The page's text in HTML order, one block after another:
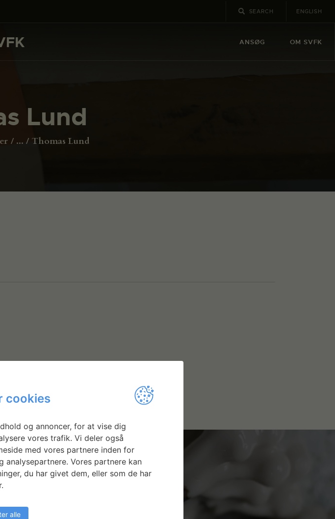
ENGLISH
ANSØG OM SVFK
Lund
... Thomas Lund
cookies
og annoncer, for at vise dig
vores trafik. Vi deler også
med vores partnere inden for
analysepartnere. Vores partnere kan
du har givet dem, eller som de har
alle